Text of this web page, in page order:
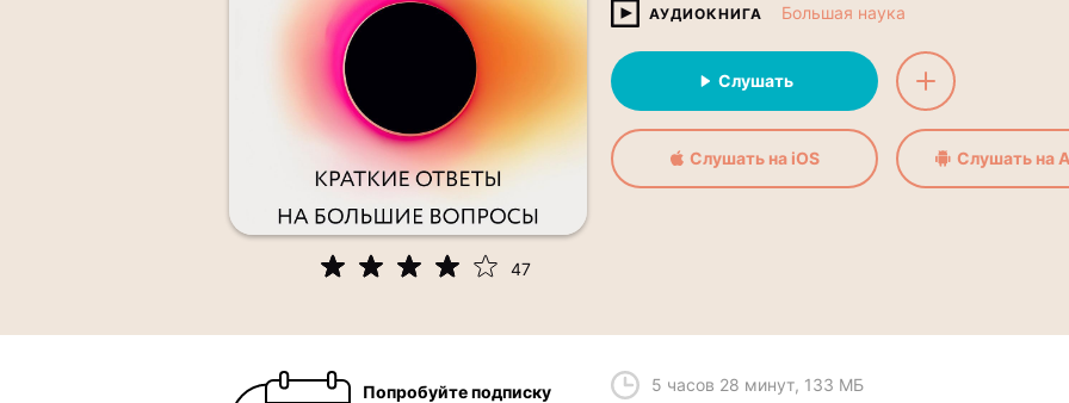
47
АУДИОКНИГА Большая наука
Слушать
Слушать на iOS Слушать на
Попробуйте подписку
5 часов 28 минут, 133 МБ